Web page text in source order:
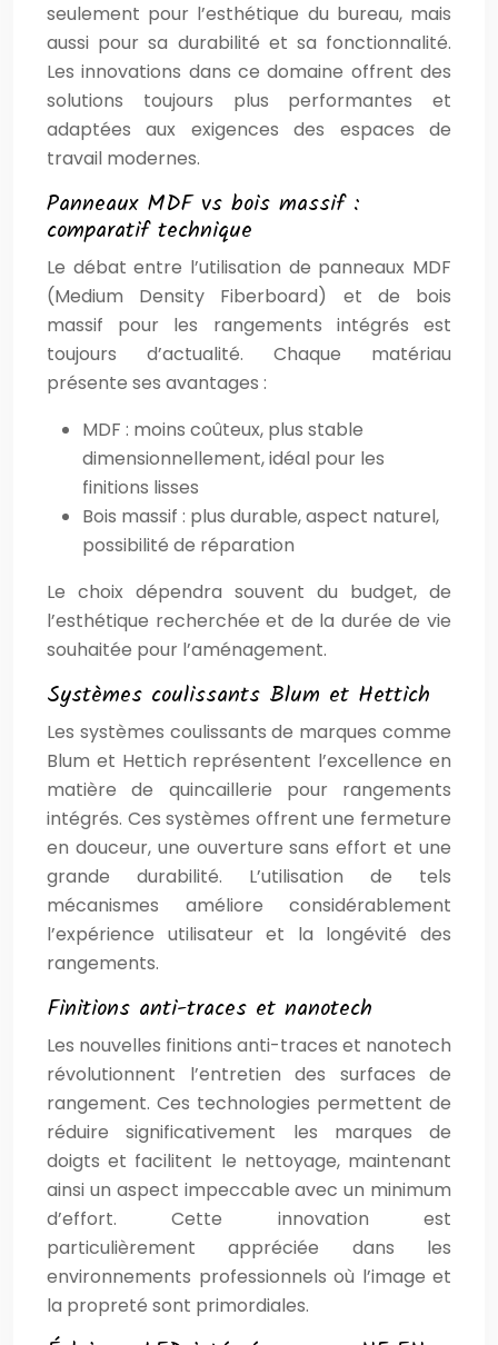
seulement pour l’esthétique du bureau, mais
aussi pour sa durabilité et sa fonctionnalité.
Les innovations dans ce domaine offrent des
solutions toujours plus performantes et
adaptées aux exigences des espaces de
travail modernes.
Panneaux MDF vs bois massif :
comparatif technique
Le débat entre l’utilisation de panneaux MDF
(Medium Density Fiberboard) et de bois
massif pour les rangements intégrés est
toujours d’actualité. Chaque matériau
présente ses avantages :
MDF : moins coûteux, plus stable
dimensionnellement, idéal pour les
finitions lisses
Bois massif : plus durable, aspect naturel,
possibilité de réparation
Le choix dépendra souvent du budget, de
l’esthétique recherchée et de la durée de vie
souhaitée pour l’aménagement.
Systèmes coulissants Blum et Hettich
Les systèmes coulissants de marques comme
Blum et Hettich représentent l’excellence en
matière de quincaillerie pour rangements
intégrés. Ces systèmes offrent une fermeture
en douceur, une ouverture sans effort et une
grande durabilité. L’utilisation de tels
mécanismes améliore considérablement
l’expérience utilisateur et la longévité des
rangements.
Finitions anti-traces et nanotech
Les nouvelles finitions anti-traces et nanotech
révolutionnent l’entretien des surfaces de
rangement. Ces technologies permettent de
réduire significativement les marques de
doigts et facilitent le nettoyage, maintenant
ainsi un aspect impeccable avec un minimum
d’effort. Cette innovation est
particulièrement appréciée dans les
environnements professionnels où l’image et
la propreté sont primordiales.